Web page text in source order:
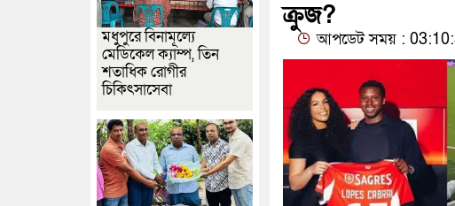
ক্রুজ?
আপডেট সময় :
মধুপুরে বিনামূল্যে
মেডিকেল ক্যাম্প, তিন
শতাধিক রোগীর
চিকিৎসাসেবা